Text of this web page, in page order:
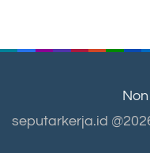
seputarkerja.id